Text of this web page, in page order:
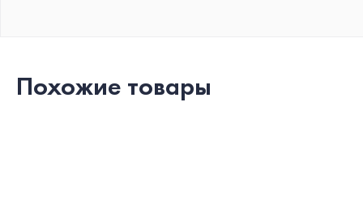
Похожие товары